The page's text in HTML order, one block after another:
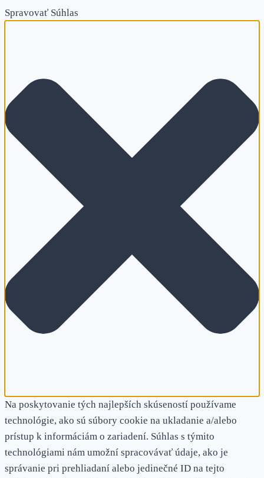
Spravovať Súhlas
Na poskytovanie tých najlepších skúseností používame
technológie, ako sú súbory cookie na ukladanie a/alebo
prístup k informáciám o zariadení. Súhlas s týmito
technológiami nám umožní spracovávať údaje, ako je
správanie pri prehliadaní alebo jedinečné ID na tejto